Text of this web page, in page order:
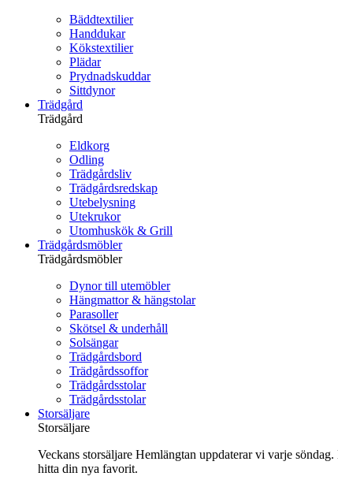
Bäddtextilier
Handdukar
Kökstextilier
Plädar
Prydnadskuddar
Sittdynor
Trädgård
Trädgård
Eldkorg
Odling
Trädgårdsliv
Trädgårdsredskap
Utebelysning
Utekrukor
Utomhuskök & Grill
Trädgårdsmöbler
Trädgårdsmöbler
Dynor till utemöbler
Hängmattor & hängstolar
Parasoller
Skötsel & underhåll
Solsängar
Trädgårdsbord
Trädgårdssoffor
Trädgårdsstolar
Trädgårdsstolar
Storsäljare
Storsäljare
Veckans storsäljare Hemlängtan uppdaterar vi varje
hitta din nya favorit.